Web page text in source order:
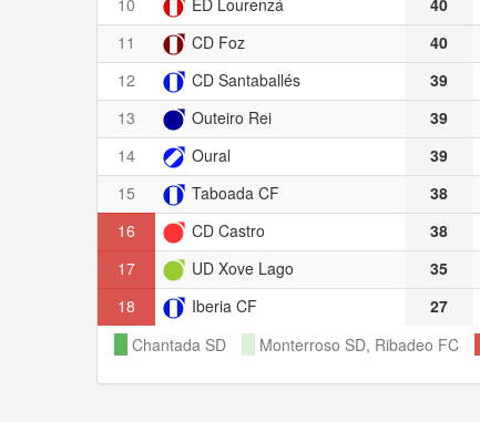
11
CD Foz 40
12
CD Santaballés 39
13
Outeiro Rei 39
14
Oural 39
15
Taboada CF 38
16
CD Castro 38
17
UD Xove Lago 35
18
Iberia CF 27
Chantada SD
Monterroso SD, Ribadeo FC